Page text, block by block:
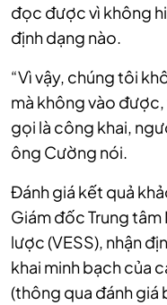
đọc được vì không
định dạng nào.
“Vì vậy, chúng tôi
mà không vào
gọi là công khai,
ông Cường nói.
Đánh giá kết quả
Giám đốc Trung tâm
lược (VESS), nhận
khai minh bạch của
(thông qua đánh giá